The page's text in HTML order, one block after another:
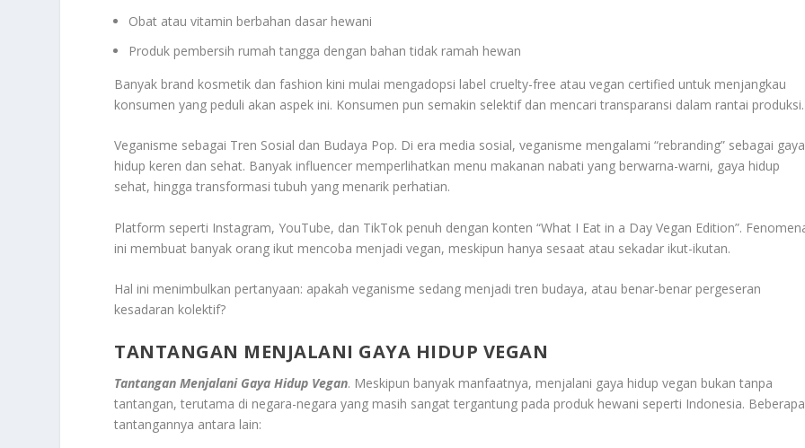
Obat atau vitamin berbahan dasar hewani
Produk pembersih rumah tangga dengan bahan tidak ramah hewan
Banyak brand kosmetik dan fashion kini mulai mengadopsi label cruelty-free atau vegan certified untuk menjangkau
konsumen yang peduli akan aspek ini. Konsumen pun semakin selektif dan mencari transparansi dalam rantai produksi.
Veganisme sebagai Tren Sosial dan Budaya Pop. Di era media sosial, veganisme mengalami “rebranding” sebagai gaya
hidup keren dan sehat. Banyak influencer memperlihatkan menu makanan nabati yang berwarna-warni, gaya hidup
sehat, hingga transformasi tubuh yang menarik perhatian.
Platform seperti Instagram, YouTube, dan TikTok penuh dengan konten “What I Eat in a Day Vegan Edition”.
ini membuat banyak orang ikut mencoba menjadi vegan, meskipun hanya sesaat atau sekadar ikut-ikutan.
Hal ini menimbulkan pertanyaan: apakah veganisme sedang menjadi tren budaya, atau benar-benar pergeseran
kesadaran kolektif?
TANTANGAN MENJALANI GAYA HIDUP VEGAN
Tantangan Menjalani Gaya Hidup Vegan. Meskipun banyak manfaatnya, menjalani gaya hidup vegan bukan tanpa
tantangan, terutama di negara-negara yang masih sangat tergantung pada produk hewani seperti Indonesia. Beberapa
tantangannya antara lain: